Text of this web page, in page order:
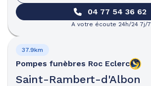
04 77 54 36 62
A votre écoute 24h/24 7j/7
Pompes funèbres Roc Eclerc
Saint-Rambert-d'Albon
37.9km